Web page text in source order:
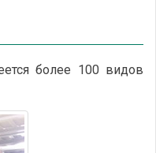
более 100 видов